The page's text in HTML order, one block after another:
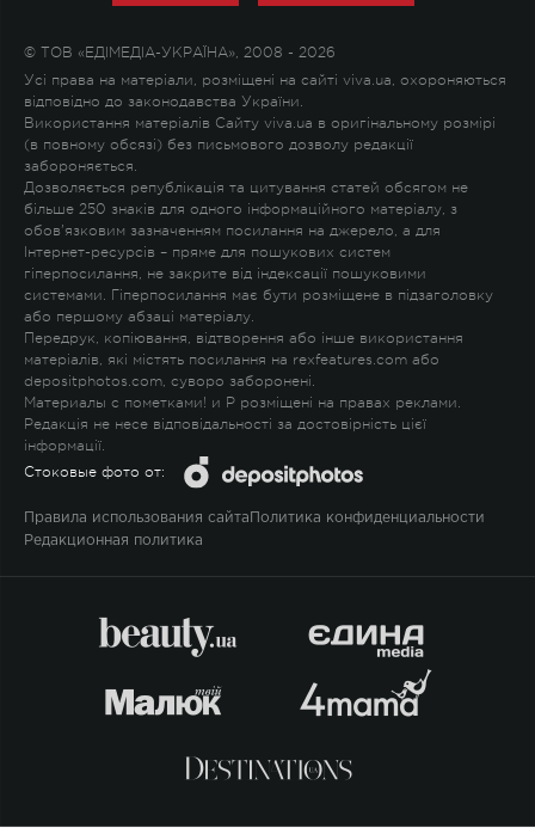
© ТОВ «ЕДІМЕДІА-УКРАЇНА», 2008 - 2026
Усі права на матеріали, розміщені на сайті viva.ua, охороняються
відповідно до законодавства України.
Використання матеріалів Сайту viva.ua в оригінальному розмірі
(в повному обсязі) без письмового дозволу редакції
забороняється.
Дозволяється републікація та цитування статей обсягом не
більше 250 знаків для одного інформаційного матеріалу, з
обов'язковим зазначенням посилання на джерело, а для
Інтернет-ресурсів – пряме для пошукових систем
гіперпосилання, не закрите від індексації пошуковими
системами. Гіперпосилання має бути розміщене в підзаголовку
або першому абзаці матеріалу.
Передрук, копіювання, відтворення або інше використання
матеріалів, які містять посилання на rexfeatures.com або
depositphotos.com, суворо заборонені.
Материалы с пометками! и P розміщені на правах реклами.
Редакція не несе відповідальності за достовірність цієї
інформації.
Стоковые фото от:
Правила использования сайта Политика конфиденциальности
Редакционная политика